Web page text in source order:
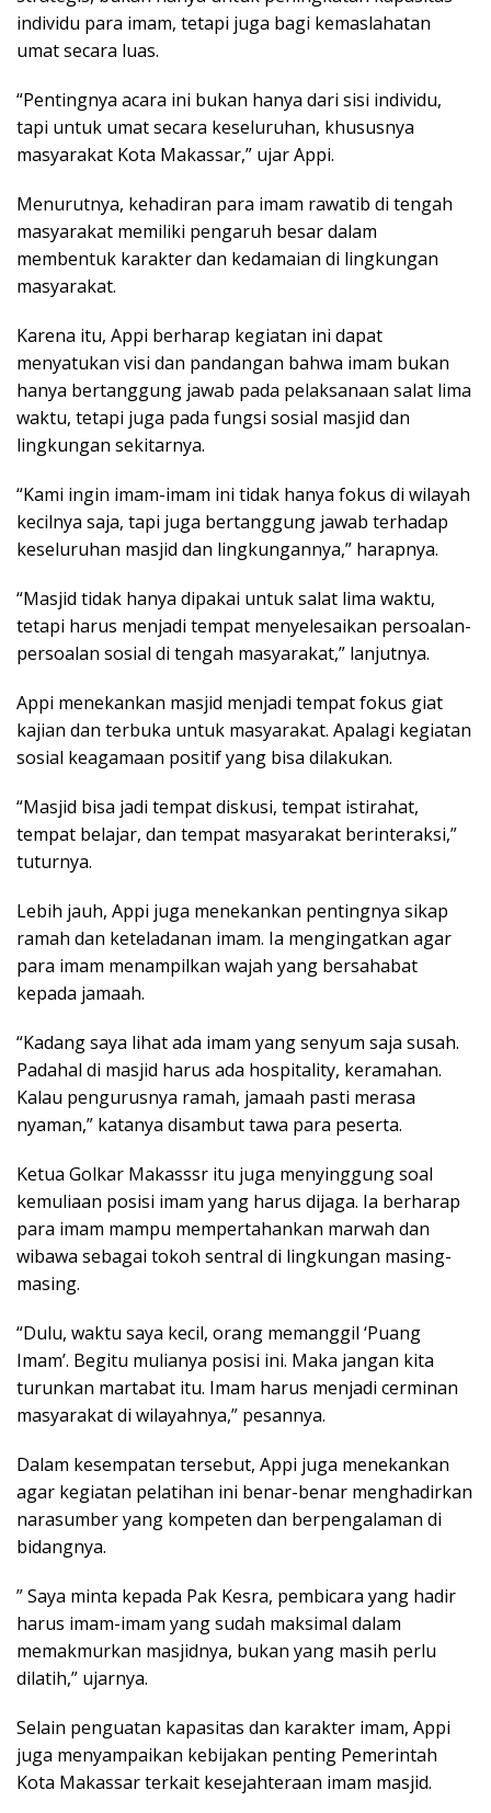
individu para imam, tetapi juga bagi kemaslahatan
umat secara luas.
“Pentingnya acara ini bukan hanya dari sisi individu,
tapi untuk umat secara keseluruhan, khususnya
masyarakat Kota Makassar,” ujar Appi.
Menurutnya, kehadiran para imam rawatib di tengah
masyarakat memiliki pengaruh besar dalam
membentuk karakter dan kedamaian di lingkungan
masyarakat.
Karena itu, Appi berharap kegiatan ini dapat
menyatukan visi dan pandangan bahwa imam bukan
hanya bertanggung jawab pada pelaksanaan salat lima
waktu, tetapi juga pada fungsi sosial masjid dan
lingkungan sekitarnya.
“Kami ingin imam-imam ini tidak hanya fokus di wilayah
kecilnya saja, tapi juga bertanggung jawab terhadap
keseluruhan masjid dan lingkungannya,” harapnya.
“Masjid tidak hanya dipakai untuk salat lima waktu,
tetapi harus menjadi tempat menyelesaikan persoalan-
persoalan sosial di tengah masyarakat,” lanjutnya.
Appi menekankan masjid menjadi tempat fokus giat
kajian dan terbuka untuk masyarakat. Apalagi kegiatan
sosial keagamaan positif yang bisa dilakukan.
“Masjid bisa jadi tempat diskusi, tempat istirahat,
tempat belajar, dan tempat masyarakat berinteraksi,”
tuturnya.
Lebih jauh, Appi juga menekankan pentingnya sikap
ramah dan keteladanan imam. Ia mengingatkan agar
para imam menampilkan wajah yang bersahabat
kepada jamaah.
“Kadang saya lihat ada imam yang senyum saja susah.
Padahal di masjid harus ada hospitality, keramahan.
Kalau pengurusnya ramah, jamaah pasti merasa
nyaman,” katanya disambut tawa para peserta.
Ketua Golkar Makasssr itu juga menyinggung soal
kemuliaan posisi imam yang harus dijaga. Ia berharap
para imam mampu mempertahankan marwah dan
wibawa sebagai tokoh sentral di lingkungan masing-
masing.
“Dulu, waktu saya kecil, orang memanggil ‘Puang
Imam’. Begitu mulianya posisi ini. Maka jangan kita
turunkan martabat itu. Imam harus menjadi cerminan
masyarakat di wilayahnya,” pesannya.
Dalam kesempatan tersebut, Appi juga menekankan
agar kegiatan pelatihan ini benar-benar menghadirkan
narasumber yang kompeten dan berpengalaman di
bidangnya.
” Saya minta kepada Pak Kesra, pembicara yang hadir
harus imam-imam yang sudah maksimal dalam
memakmurkan masjidnya, bukan yang masih perlu
dilatih,” ujarnya.
Selain penguatan kapasitas dan karakter imam, Appi
juga menyampaikan kebijakan penting Pemerintah
Kota Makassar terkait kesejahteraan imam masjid.